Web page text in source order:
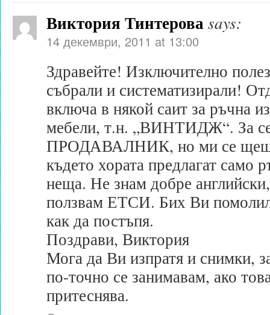
Виктория Тинтерова says:
14 декември, 2011 at 13:00
Здравейте! Изключително
събрали и систематизирали!
включа в някой саит за ръчна
мебели, т.н. „ВИНТИДЖ“. За
ПРОДАВАЛНИК, но ми се щеше
където хората предлагат само
неща. Не знам добре
ползвам ЕТСИ. Бих Ви
как да постъпя.
Поздрави, Виктория
Мога да Ви изпратя и снимки,
по-точно се занимавам, ако
притеснява.